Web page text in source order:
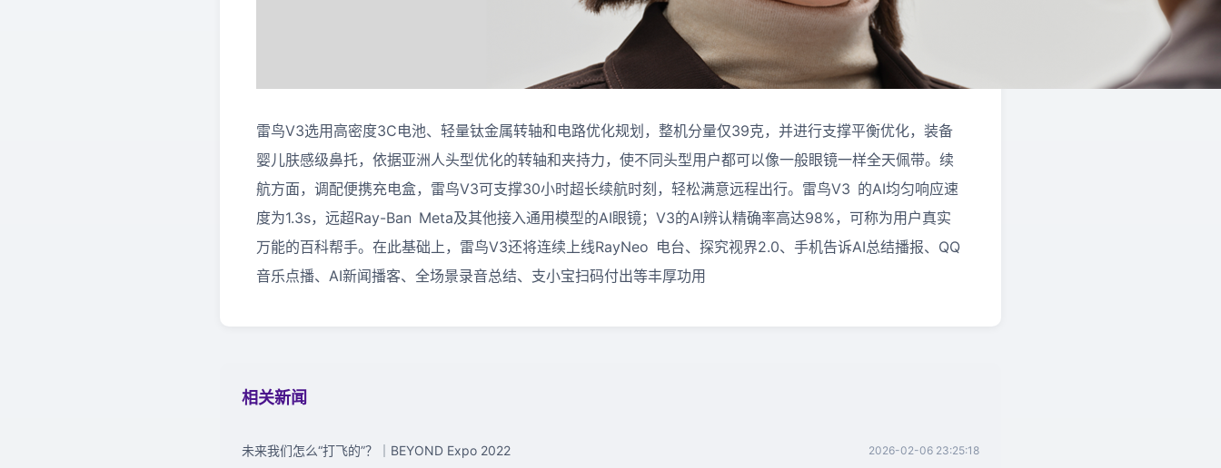
雷鸟V3选用高密度3C电池、轻量钛金属转轴和电路优化规划，整机分量仅39克，并进行支撑平衡优化，装备
婴儿肤感级鼻托，依据亚洲人头型优化的转轴和夹持力，使不同头型用户都可以像一般眼镜⼀样全天佩带。续
航方面，调配便携充电盒，雷鸟V3可支撑30小时超长续航时刻，轻松满意远程出行。雷鸟V3 的AI均匀响应速
度为1.3s，远超Ray-Ban Meta及其他接入通用模型的AI眼镜；V3的AI辨认精确率高达98%，可称为用户真实
万能的百科帮手。在此基础上，雷鸟V3还将连续上线RayNeo 电台、探究视界2.0、手机告诉AI总结播报、QQ
音乐点播、AI新闻播客、全场景录音总结、支小宝扫码付出等丰厚功用
相关新闻
未来我们怎么“打飞的”？｜BEYOND Expo 2022 2026-02-06 23:25:18